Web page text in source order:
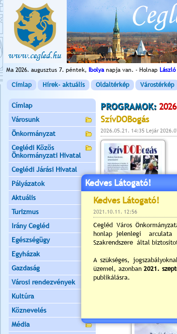
Ma 2026. augusztus 7. péntek, Ibolyanapja van. - Holnap László
Címlap Hírek- aktuális Oldaltérkép Várostérkép
Címlap
Városunk
Önkormányzat
Ceglédi Közös
Önkormányzati Hivatal
Ceglédi Járási Hivatal
Pályázatok
Aktuális
Turizmus
Irány Cegléd
Egészségügy
Egyházak
Gazdaság
Városi rendezvények
Kultúra
Köznevelés
Média
PROGRAMOK:
SzívDOBogás
2026.05.21. 14:35 Lejár
Kedves Látogató!